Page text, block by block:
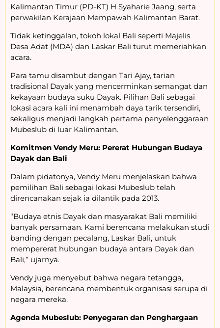
Kalimantan Timur (PD-KT) H Syaharie Jaang, serta
perwakilan Kerajaan Mempawah Kalimantan Barat.
Tidak ketinggalan, tokoh lokal Bali seperti Majelis
Desa Adat (MDA) dan Laskar Bali turut memeriahkan
acara.
Para tamu disambut dengan Tari Ajay, tarian
tradisional Dayak yang mencerminkan semangat dan
kekayaan budaya suku Dayak. Pilihan Bali sebagai
lokasi acara kali ini menambah daya tarik tersendiri,
sekaligus menjadi langkah pertama penyelenggaraan
Mubeslub di luar Kalimantan.
Komitmen Vendy Meru: Pererat Hubungan Budaya
Dayak dan Bali
Dalam pidatonya, Vendy Meru menjelaskan bahwa
pemilihan Bali sebagai lokasi Mubeslub telah
direncanakan sejak ia dilantik pada 2013.
“Budaya etnis Dayak dan masyarakat Bali memiliki
banyak persamaan. Kami berencana melakukan studi
banding dengan pecalang, Laskar Bali, untuk
mempererat hubungan budaya antara Dayak dan
Bali,” ujarnya.
Vendy juga menyebut bahwa negara tetangga,
Malaysia, berencana membentuk organisasi serupa di
negara mereka.
Agenda Mubeslub: Penyegaran dan Penghargaan